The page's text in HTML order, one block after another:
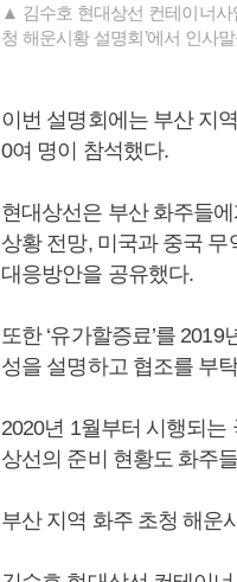
▲ 김수호 현대상선 컨테이너사
청 해운시황 설명회’에서 인사
이번 설명회에는 부산 지
0여 명이 참석했다.
현대상선은 부산 화주들
상황 전망, 미국과 중국
대응방안을 공유했다.
또한 ‘유가할증료’를
성을 설명하고 협조를 부
2020년 1월부터 시행되
상선의 준비 현황도 화주
부산 지역 화주 초청 해운